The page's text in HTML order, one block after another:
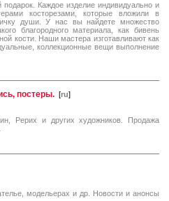
Каждое изделие индивидуально и
косторезами, которые вложили в
души. У нас вы найдете множество
благородного материала, как бивень
кости. Наши мастера изготавливают как
коллекционные вещи выполнение
постеры. [ru]
Рерих и других художников. Продажа
модельерах и др. Новости и анонсы